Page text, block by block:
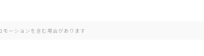
モーションを含む場合があります